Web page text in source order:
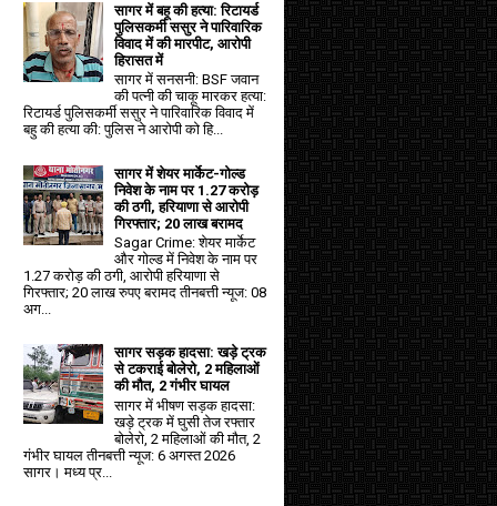
सागर में बहू की हत्या: रिटायर्ड
पुलिसकर्मी ससुर ने पारिवारिक
विवाद में की मारपीट, आरोपी
हिरासत में
सागर में सनसनी: BSF जवान
की पत्नी की चाकू मारकर हत्या:
रिटायर्ड पुलिसकर्मी ससुर ने पारिवारिक विवाद में
बहु की हत्या की: पुलिस ने आरोपी को हि...
सागर में शेयर मार्केट-गोल्ड
निवेश के नाम पर 1.27 करोड़
की ठगी, हरियाणा से आरोपी
गिरफ्तार; 20 लाख बरामद
Sagar Crime: शेयर मार्केट
और गोल्ड में निवेश के नाम पर
1.27 करोड़ की ठगी, आरोपी हरियाणा से
गिरफ्तार; 20 लाख रुपए बरामद तीनबत्ती न्यूज: 08
अग...
सागर सड़क हादसा: खड़े ट्रक
से टकराई बोलेरो, 2 महिलाओं
की मौत, 2 गंभीर घायल
सागर में भीषण सड़क हादसा:
खड़े ट्रक में घुसी तेज रफ्तार
बोलेरो, 2 महिलाओं की मौत, 2
गंभीर घायल तीनबत्ती न्यूज: 6 अगस्त 2026
सागर। मध्य प्र...